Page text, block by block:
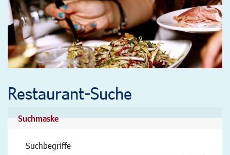
Restaurant-Suche
Suchmaske
Suchbegriffe